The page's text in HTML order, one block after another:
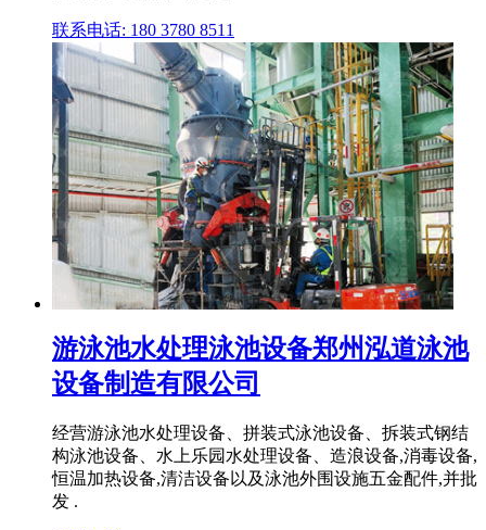
联系电话: 180 3780 8511
游泳池水处理泳池设备郑州泓道泳池
设备制造有限公司
经营游泳池水处理设备、拼装式泳池设备、拆装式钢结
构泳池设备、水上乐园水处理设备、造浪设备,消毒设备,
恒温加热设备,清洁设备以及泳池外围设施五金配件,并批
发 .